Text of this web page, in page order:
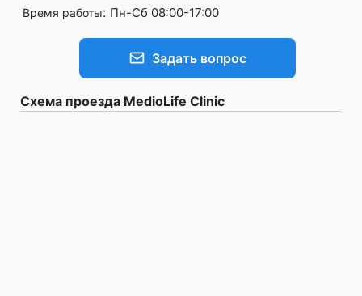
Время работы: Пн-Сб 08:00-17:00
Задать вопрос
Схема проезда MedioLife Clinic